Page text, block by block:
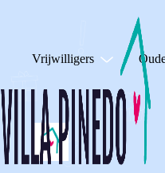
Vrijwilligers